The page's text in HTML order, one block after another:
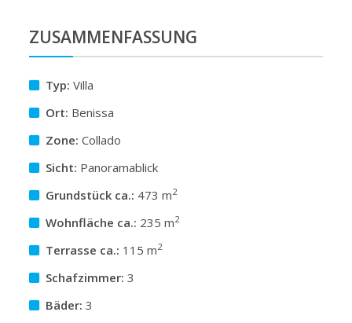
ZUSAMMENFASSUNG
Typ: Villa
Ort: Benissa
Zone: Collado
Sicht: Panoramablick
Grundstück ca.: 473 m2
Wohnfläche ca.: 235 m2
Terrasse ca.: 115 m2
Schafzimmer: 3
Bäder: 3